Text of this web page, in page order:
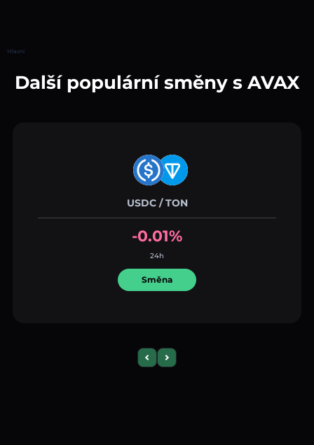
Hlavní
Další populární směny s AVAX
USDC / TON
-0.01%
24h
Směna
Previous slide
Next slide